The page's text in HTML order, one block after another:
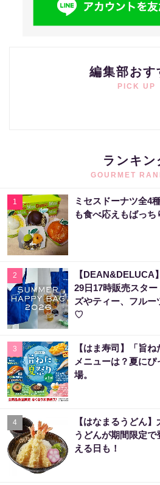
編集部おす
PICK UP
ランキン
GOURMET
1
ミセスドーナツ全4
も食べ応えもばっち
2
【DEAN&DELUCA
29日17時販売スタ
ズやティー、フル
♡
3
【はま寿司】「旨
メニューは？夏に
場。
4
【はなまるうどん
うどんが期間限定
える日も！